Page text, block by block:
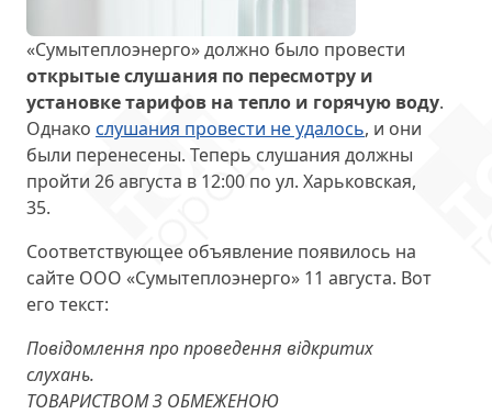
«Сумытеплоэнерго» должно было провести
открытые слушания по пересмотру и
установке тарифов на тепло и горячую воду.
Однако слушания провести не удалось, и они
были перенесены. Теперь слушания должны
пройти 26 августа в 12:00 по ул. Харьковская,
35.
Соответствующее объявление появилось на
сайте ООО «Сумытеплоэнерго» 11 августа. Вот
его текст:
Повідомлення про проведення відкритих
слухань.
ТОВАРИСТВОМ З ОБМЕЖЕНОЮ